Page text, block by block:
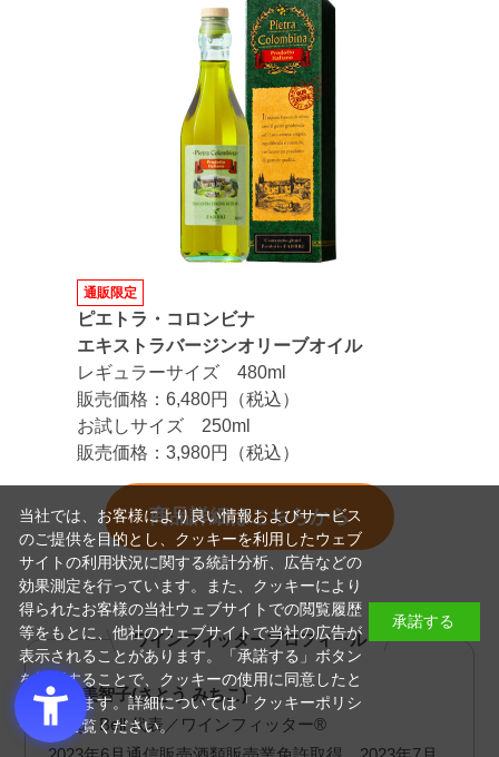
通販限定
ピエトラ・コロンビナ
エキストラバージンオリーブオイル
レギュラーサイズ 480ml
販売価格：6,480円（税込）
お試しサイズ 250ml
販売価格：3,980円（税込）
商品詳細はこちらから
ワインフィッタープロフィール
佐藤美智子(さとう みちこ)
Bridge Bell 代表／ワインフィッター®
当社では、お客様により良い情報およびサービス
のご提供を目的とし、クッキーを利用したウェブ
サイトの利用状況に関する統計分析、広告などの
効果測定を行っています。また、クッキーにより
得られたお客様の当社ウェブサイトでの閲覧履歴
等をもとに、他社のウェブサイトで当社の広告が
表示されることがあります。「承諾する」ボタン
を押下することで、クッキーの使用に同意したと
みなされます。詳細については「 クッキーポリシ
ー
」をご覧ください。
承諾する